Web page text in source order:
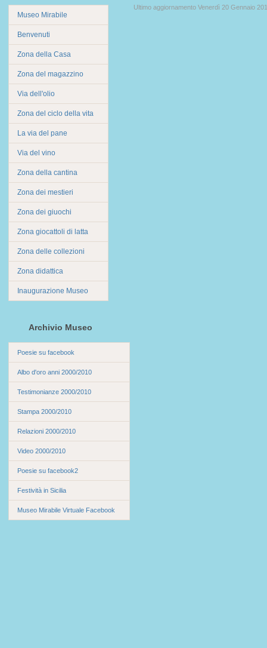
Museo Mirabile
Benvenuti
Zona della Casa
Zona del magazzino
Via dell'olio
Zona del ciclo della vita
La via del pane
Via del vino
Zona della cantina
Zona dei mestieri
Zona dei giuochi
Zona giocattoli di latta
Zona delle collezioni
Zona didattica
Inaugurazione Museo
Archivio Museo
Poesie su facebook
Albo d'oro anni 2000/2010
Testimonianze 2000/2010
Stampa 2000/2010
Relazioni 2000/2010
Video 2000/2010
Poesie su facebook2
Festività in Sicilia
Museo Mirabile Virtuale Facebook
Ultimo aggiornamento Venerdì 20 Gennaio